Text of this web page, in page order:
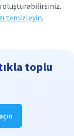
oluşturabilirsiniz.
temizleyin.
toplu